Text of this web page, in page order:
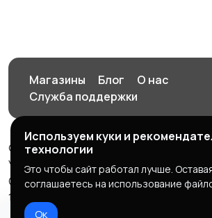
Магазины Блог
О нас
Служба поддержки
© 2026 Орен-АЙ - Авто |
Услуги
Создал Карусов Е.С ООО "ЦПК" ИНН
1235600008841
Используем куки и
технологии
Это чтобы сайт работал лучше.
соглашаетесь на использование
Ок